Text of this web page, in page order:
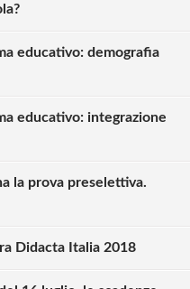
educativo: demografia
educativo: integrazione
la prova preselettiva.
Didacta Italia 2018